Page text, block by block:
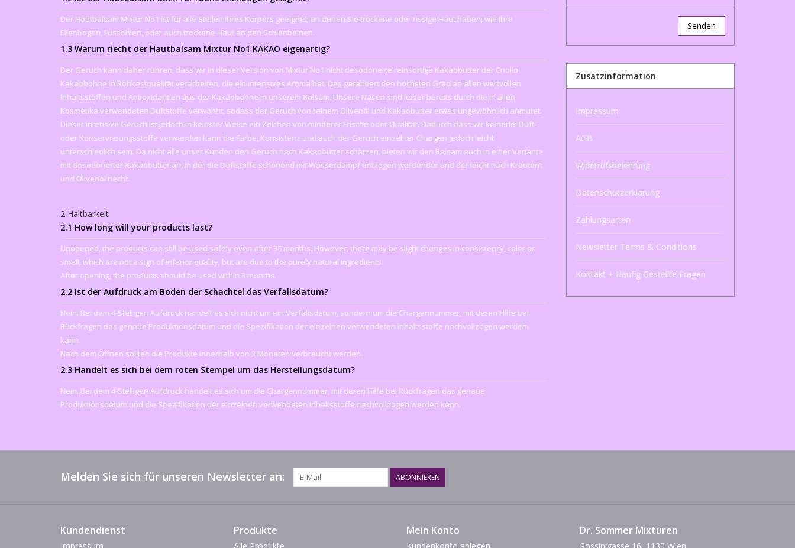
Der Hautbalsam Mixtur No1 ist für alle Stellen Ihres Körpers geeignet, an denen Sie trockene oder rissige Haut haben, wie Ihre
Ellenbogen, Fussohlen, oder auch trockene Haut an den Schienbeinen.
1.3 Warum riecht der Hautbalsam Mixtur No1 KAKAO eigenartig?
Der Geruch kann daher rühren, dass wir in dieser Version von Mixtur No1 nicht desodorierte reinsortige Kakaobutter der Criollo
Kakaobohne in Rohkostqualität verarbeiten, die ein intensives Aroma hat. Das garantiert den höchsten Grad an allen wertvollen
Inhaltsstoffen und Antioxidantien aus der Kakaobohne in unserem Balsam. Unsere Nasen sind leider bereits durch die in allen
Kosmetika verwendeten Duftstoffe verwöhnt, sodass der Geruch von reinem Olivenöl und Kakaobutter etwas ungewöhnlich anmutet.
Dieser intensive Geruch ist jedoch in keinster Weise ein Zeichen von minderer Frische oder Qualität. Dadurch dass wir keinerlei Duft-
oder Konservierungsstoffe verwenden kann die Farbe, Konsistenz und auch der Geruch einzelner Chargen jedoch leicht
unterschiedlich sein. Da nicht alle unser Kunden den Geruch nach Kakaobutter schätzen, bieten wir den Balsam auch in einer Variante
mit desodorierter Kakaobutter an, in der die Duftstoffe schonend mit Wasserdampf entzogen werdender und der leicht nach Kräutern
und Olivenöl riecht.
2 Haltbarkeit
2.1 How long will your products last?
Unopened, the products can still be used safely even after 36 months. However, there may be slight changes in consistency, color or
smell, which are not a sign of inferior quality, but are due to the purely natural ingredients.
After opening, the products should be used within 3 months.
2.2 Ist der Aufdruck am Boden der Schachtel das Verfallsdatum?
Nein. Bei dem 4-Stelligen Aufdruck handelt es sich nicht um ein Verfallsdatum, sondern um die Chargennummer, mit deren Hilfe bei
Rückfragen das genaue Produktionsdatum und die Spezifikation der einzelnen verwendeten Inhaltsstoffe nachvollzogen werden
kann.
Nach dem Öffnen sollten die Produkte innerhalb von 3 Monaten verbraucht werden.
2.3 Handelt es sich bei dem roten Stempel um das Herstellungsdatum?
Nein. Bei dem 4-Stelligen Aufdruck handelt es sich um die Chargennummer, mit deren Hilfe bei Rückfragen das genaue
Produktionsdatum und die Spezifikation der einzelnen verwendeten Inhaltsstoffe nachvollzogen werden kann.
Senden
Zusatzinformation
Impressum
AGB
Widerrufsbelehrung
Datenschutzerklärung
Zahlungsarten
Newsletter Terms & Conditions
Kontakt + Häufig Gestellte Fragen
Melden Sie sich für unseren Newsletter an: ABONNIEREN
Kundendienst Produkte Mein Konto Dr. Sommer Mixturen